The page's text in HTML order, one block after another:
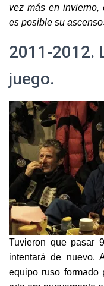
vez más en invierno,
es posible su
2011-2012.
juego.
Tuvieron que pasar
intentará de nuevo.
equipo ruso